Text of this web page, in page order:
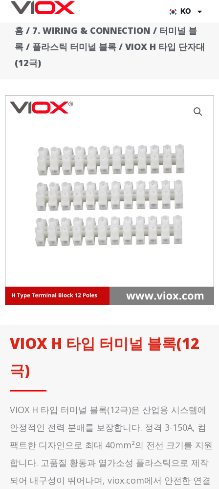
기
KO
홈 / 7. WIRING & CONNECTION / 터미널 블
록 / 플라스틱 터미널 블록 / VIOX H 타입 단자대
(12극)
VIOX H 타입 터미널 블록(12
극)
VIOX H 타입 터미널 블록(12극)은 산업용 시스템에
안정적인 전력 분배를 보장합니다. 정격 3-150A, 컴
팩트한 디자인으로 최대 40mm²의 전선 크기를 지원
합니다. 고품질 황동과 열가소성 플라스틱으로 제작
되어 내구성이 뛰어나며, viox.com에서 안전한 연결